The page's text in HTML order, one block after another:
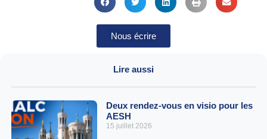
Nous écrire
Lire aussi
Deux rendez-vous en visio pour les
AESH
15 juillet 2026